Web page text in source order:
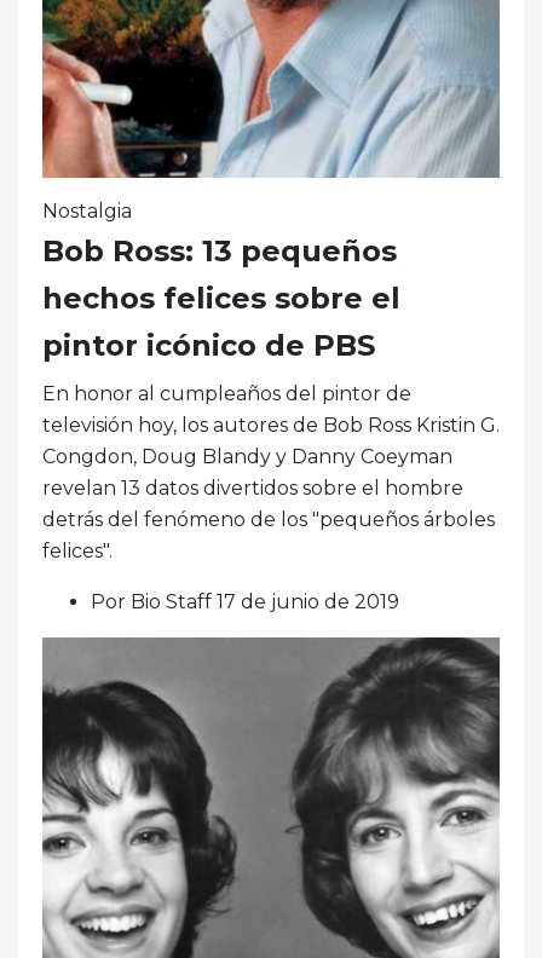
Nostalgia
Bob Ross: 13 pequeños
hechos felices sobre el
pintor icónico de PBS
En honor al cumpleaños del pintor de
televisión hoy, los autores de Bob Ross Kristin G.
Congdon, Doug Blandy y Danny Coeyman
revelan 13 datos divertidos sobre el hombre
detrás del fenómeno de los "pequeños árboles
felices".
Por Bio Staff 17 de junio de 2019